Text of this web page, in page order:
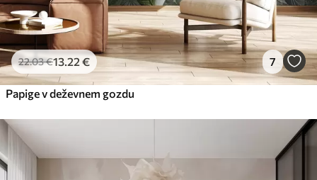
22.03€13 .22 € 7
Papige v deževnem gozdu